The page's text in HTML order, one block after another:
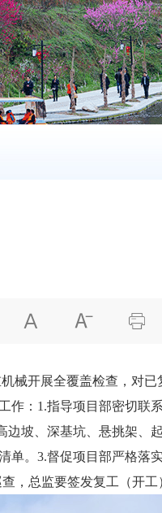
  
械开展全覆盖检查，对已
作：1.指导项目部密切联
坡、深基坑、悬挑架、
单。3.督促项目部严格落
，总监要签发复工（开工